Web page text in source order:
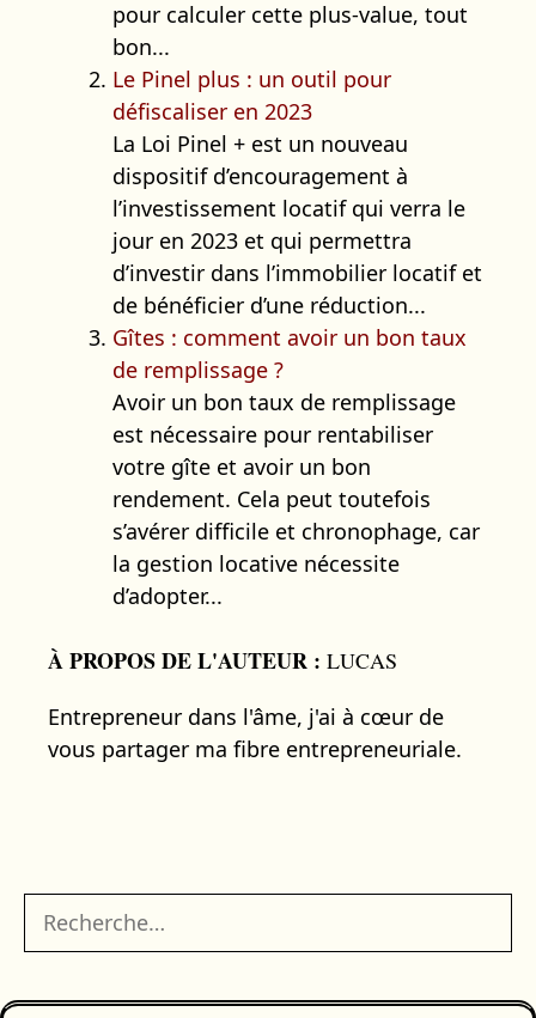
pour calculer cette plus-value, tout
bon...
Le Pinel plus : un outil pour
défiscaliser en 2023
La Loi Pinel + est un nouveau
dispositif d’encouragement à
l’investissement locatif qui verra le
jour en 2023 et qui permettra
d’investir dans l’immobilier locatif et
de bénéficier d’une réduction...
Gîtes : comment avoir un bon taux
de remplissage ?
Avoir un bon taux de remplissage
est nécessaire pour rentabiliser
votre gîte et avoir un bon
rendement. Cela peut toutefois
s’avérer difficile et chronophage, car
la gestion locative nécessite
d’adopter...
À PROPOS DE L'AUTEUR : LUCAS
Entrepreneur dans l'âme, j'ai à cœur de
vous partager ma fibre entrepreneuriale.
Rechercher :